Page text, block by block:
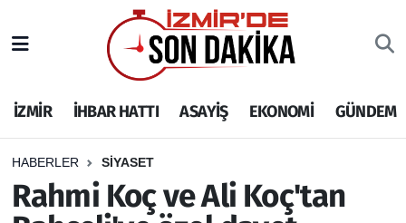
İZMİR İHBAR HATTI ASAYİŞ EKONOMİ GÜNDEM
HABERLER SİYASET
Rahmi Koç ve Ali Koç'tan
İHBAR HATTI
DEPREM
GENEL
İzmir Nöbetçi Eczaneler
İzmir Hava Durumu
İzmir Namaz Vakitleri
İzmir Trafik Yoğunluk Haritası